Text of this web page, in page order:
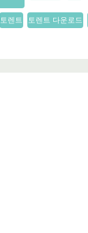
토렌트 토렌트 다운로드